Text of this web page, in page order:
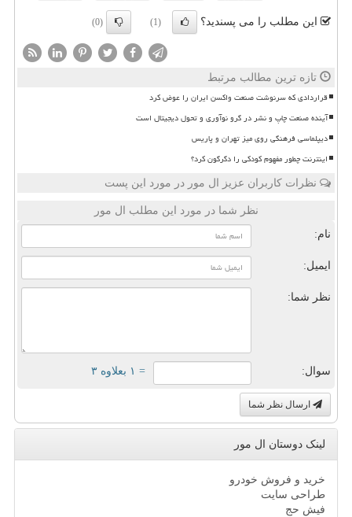
این مطلب را می پسندید؟ (1)
(0)
تازه ترین مطالب مرتبط
قراردادی که سرنوشت صنعت واکسن ایران را عوض کرد
آینده صنعت چاپ و نشر در گرو نوآوری و تحول دیجیتال است
دیپلماسی فرهنگی روی میز تهران و پاریس
اینترنت چطور مفهوم کودکی را دگرگون کرد؟
نظرات کاربران عزیز ال مور در مورد این پست
نظر شما در مورد این مطلب ال مور
نام:
ایمیل:
نظر شما:
سوال: = ۱ بعلاوه ۳
ارسال نظر شما
لینک دوستان ال مور
خرید و فروش خودرو
طراحی سایت
فیش حج